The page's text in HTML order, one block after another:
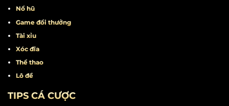
Nổ hũ
Game đổi thưởng
Tài xỉu
Xóc đĩa
Thể thao
Lô đề
TIPS CÁ CƯỢC